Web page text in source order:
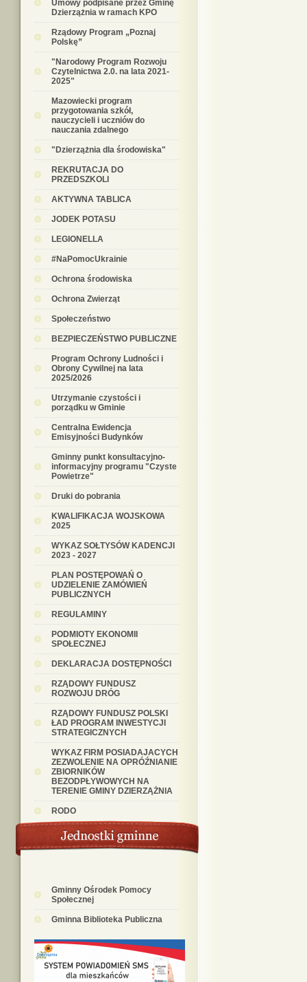
Umowy podpisane przez Gminę
Dzierzążnia w ramach KPO
Rządowy Program „Poznaj
Polskę”
"Narodowy Program Rozwoju
Czytelnictwa 2.0. na lata 2021-
2025"
Mazowiecki program
przygotowania szkół,
nauczycieli i uczniów do
nauczania zdalnego
"Dzierzążnia dla środowiska"
REKRUTACJA DO
PRZEDSZKOLI
AKTYWNA TABLICA
JODEK POTASU
LEGIONELLA
#NaPomocUkrainie
Ochrona środowiska
Ochrona Zwierząt
Społeczeństwo
BEZPIECZEŃSTWO PUBLICZNE
Program Ochrony Ludności i
Obrony Cywilnej na lata
2025/2026
Utrzymanie czystości i
porządku w Gminie
Centralna Ewidencja
Emisyjności Budynków
Gminny punkt konsultacyjno-
informacyjny programu "Czyste
Powietrze"
Druki do pobrania
KWALIFIKACJA WOJSKOWA
2025
WYKAZ SOŁTYSÓW KADENCJI
2023 - 2027
PLAN POSTĘPOWAŃ O
UDZIELENIE ZAMÓWIEŃ
PUBLICZNYCH
REGULAMINY
PODMIOTY EKONOMII
SPOŁECZNEJ
DEKLARACJA DOSTĘPNOŚCI
RZĄDOWY FUNDUSZ
ROZWOJU DRÓG
RZĄDOWY FUNDUSZ POLSKI
ŁAD PROGRAM INWESTYCJI
STRATEGICZNYCH
WYKAZ FIRM POSIADAJACYCH
ZEZWOLENIE NA OPRÓŹNIANIE
ZBIORNIKÓW
BEZODPŁYWOWYCH NA
TERENIE GMINY DZIERZĄŻNIA
RODO
Gminny Ośrodek Pomocy
Społecznej
Gminna Biblioteka Publiczna